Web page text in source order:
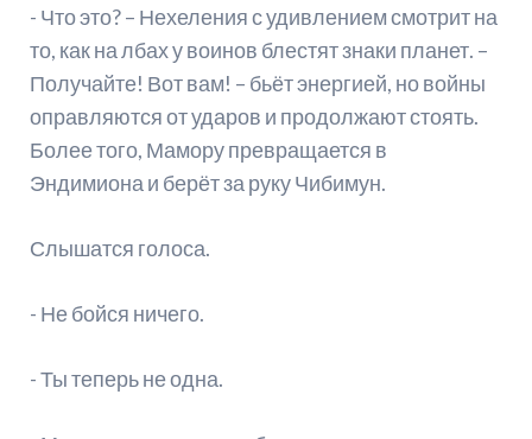
- Что это? – Нехеления с удивлением смотрит на
то, как на лбах у воинов блестят знаки планет. –
Получайте! Вот вам! – бьёт энергией, но войны
оправляются от ударов и продолжают стоять.
Более того, Мамору превращается в
Эндимиона и берёт за руку Чибимун.
Слышатся голоса.
- Не бойся ничего.
- Ты теперь не одна.